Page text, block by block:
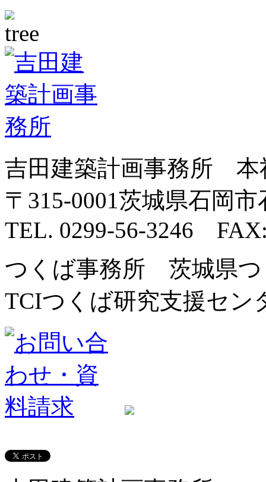
吉田建築計画事務所 本
〒315-0001茨城県石岡市
TEL. 0299-56-3246
つくば事務所 茨城県つ
TCIつくば研究支援セン